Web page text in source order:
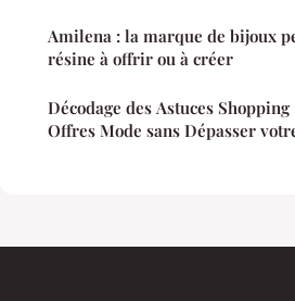
Amilena : la marque de bijoux
résine à offrir ou à créer
Décodage des Astuces
Offres Mode sans Dépasser